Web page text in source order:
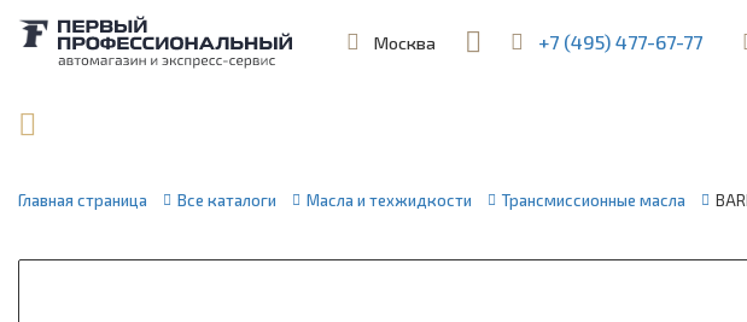
Москва ул. Шереметьевская, 45Б
+7 (495) 477-67-77
Главная страница Все каталоги Масла и техжидкости Трансмиссионные масла